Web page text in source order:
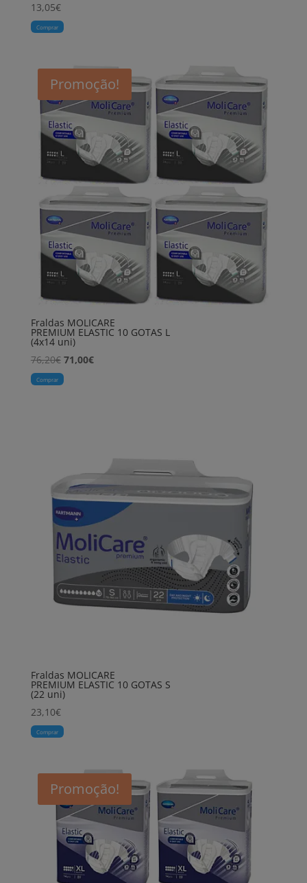
13,05€
Comprar
Promoção!
Fraldas MOLICARE
PREMIUM ELASTIC 10 GOTAS L
(4x14 uni)
76,20€ O
preço
71,00€O
Comprar
Fraldas MOLICARE
PREMIUM ELASTIC 10 GOTAS S
(22 uni)
23,10€
Comprar
Promoção!